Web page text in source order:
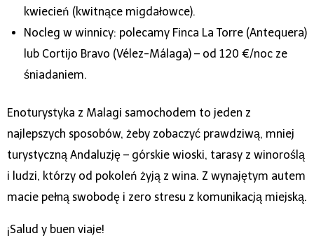
kwiecień (kwitnące migdałowce).
Nocleg w winnicy: polecamy Finca La Torre (Antequera)
lub Cortijo Bravo (Vélez-Málaga) – od 120 €/noc ze
śniadaniem.
Enoturystyka z Malagi samochodem to jeden z
najlepszych sposobów, żeby zobaczyć prawdziwą, mniej
turystyczną Andaluzję – górskie wioski, tarasy z winoroślą
i ludzi, którzy od pokoleń żyją z wina. Z wynajętym autem
macie pełną swobodę i zero stresu z komunikacją miejską.
¡Salud y buen viaje!